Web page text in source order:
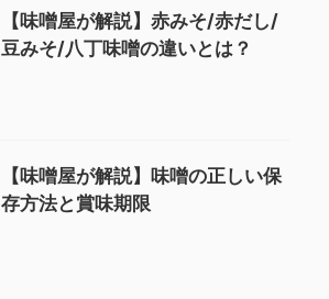
【味噌屋が解説】赤みそ/赤だし/
豆みそ/八丁味噌の違いとは？
【味噌屋が解説】味噌の正しい保
存方法と賞味期限